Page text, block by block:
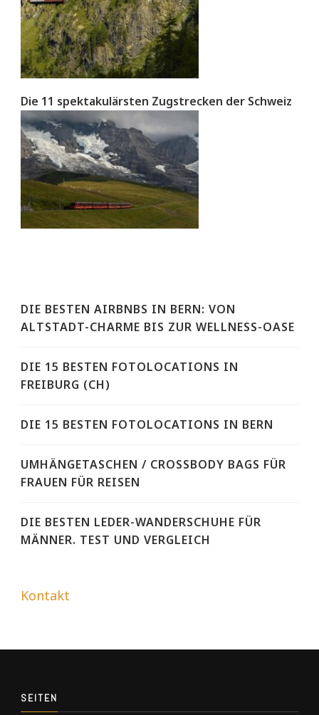
Die 11 spektakulärsten Zugstrecken der Schweiz
DIE BESTEN AIRBNBS IN BERN: VON
ALTSTADT-CHARME BIS ZUR WELLNESS-OASE
DIE 15 BESTEN FOTOLOCATIONS IN
FREIBURG (CH)
DIE 15 BESTEN FOTOLOCATIONS IN BERN
UMHÄNGETASCHEN / CROSSBODY BAGS FÜR
FRAUEN FÜR REISEN
DIE BESTEN LEDER-WANDERSCHUHE FÜR
MÄNNER. TEST UND VERGLEICH
Kontakt
SEITEN